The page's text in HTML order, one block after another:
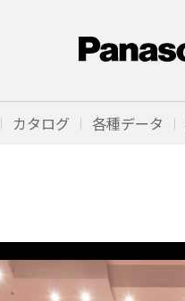
カタログ 各種データ